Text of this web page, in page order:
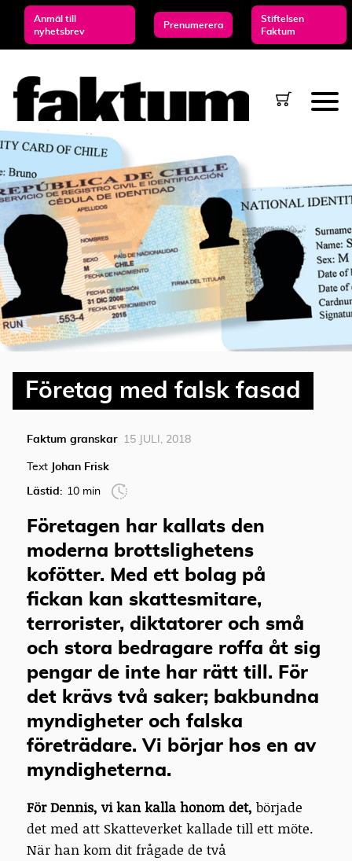
Anmäl till
nyhetsbrev
Prenumerera
Stiftelsen
Faktum
Företag med falsk fasad
Faktum granskar 15 JULI, 2018
Text Johan Frisk
Lästid: 10 min
Företagen har kallats den
moderna brottslighetens
kofötter. Med ett bolag på
fickan kan skattesmitare,
terrorister, diktatorer och små
och stora bedragare roffa åt sig
pengar de inte har rätt till. För
det krävs två saker; bakbundna
myndigheter och falska
företrädare. Vi börjar hos en av
myndigheterna.
För Dennis, vi kan kalla honom det, började
det med att Skatteverket kallade till ett möte.
När han kom dit frågade de två